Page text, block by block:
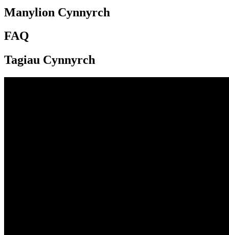
Manylion Cynnyrch
FAQ
Tagiau Cynnyrch